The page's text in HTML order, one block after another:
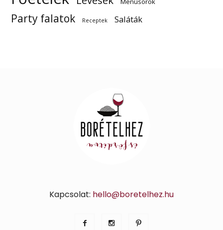
Party falatok Receptek Saláták
Kapcsolat: hello@boretelhez.hu